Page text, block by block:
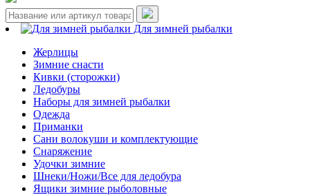
Для зимней рыбалки
Жерлицы
Зимние снасти
Кивки (сторожки)
Ледобуры
Наборы для зимней рыбалки
Одежда
Приманки
Сани волокуши и комплектующие
Снаряжение
Удочки зимние
Шнеки/Ножи/Все для ледобура
Ящики зимние рыболовные